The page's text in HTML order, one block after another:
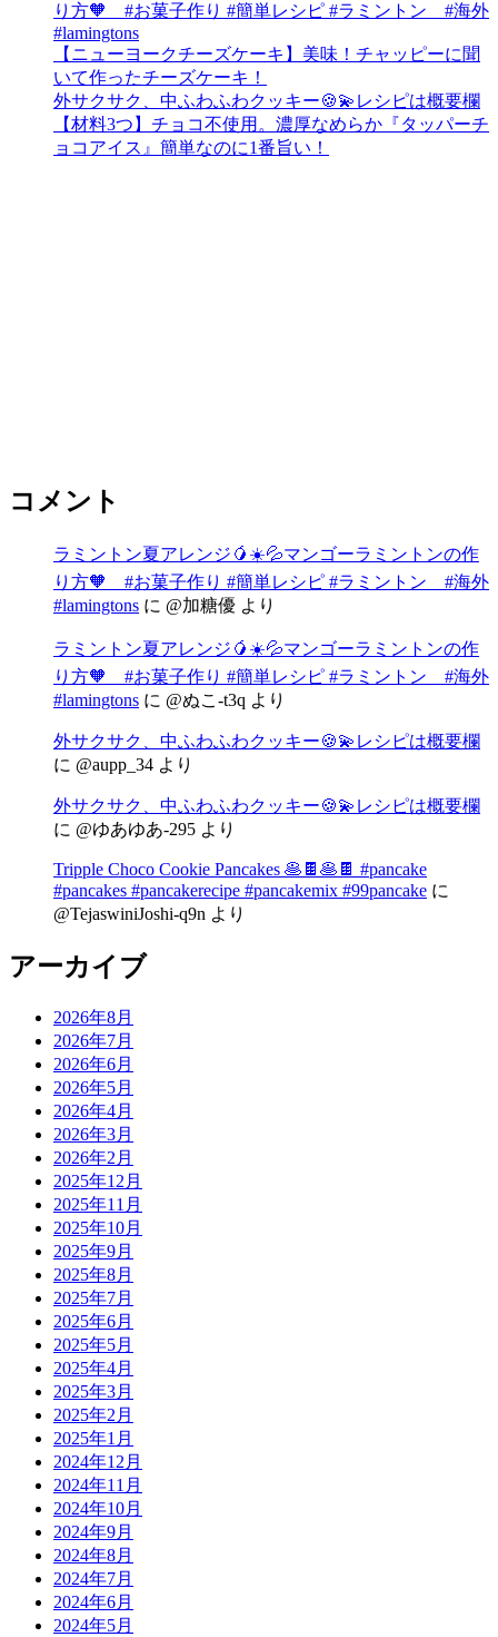
り方🧡 #お菓子作り #簡単レシピ #ラミントン #海外
#lamingtons
【ニューヨークチーズケーキ】美味！チャッピーに聞
いて作ったチーズケーキ！
外サクサク、中ふわふわクッキー🍪💫レシピは概要欄
【材料3つ】チョコ不使用。濃厚なめらか『タッパーチ
ョコアイス』簡単なのに1番旨い！
コメント
ラミントン夏アレンジ🥭☀️💦マンゴーラミントンの作
り方🧡 #お菓子作り #簡単レシピ #ラミントン #海外
#lamingtons に @加糖優 より
ラミントン夏アレンジ🥭☀️💦マンゴーラミントンの作
り方🧡 #お菓子作り #簡単レシピ #ラミントン #海外
#lamingtons に @ぬこ-t3q より
外サクサク、中ふわふわクッキー🍪💫レシピは概要欄
に @aupp_34 より
外サクサク、中ふわふわクッキー🍪💫レシピは概要欄
に @ゆあゆあ-295 より
Tripple Choco Cookie Pancakes 🥞🍫🥞🍫 #pancake
#pancakes #pancakerecipe #pancakemix #99pancake に
@TejaswiniJoshi-q9n より
アーカイブ
2026年8月
2026年7月
2026年6月
2026年5月
2026年4月
2026年3月
2026年2月
2025年12月
2025年11月
2025年10月
2025年9月
2025年8月
2025年7月
2025年6月
2025年5月
2025年4月
2025年3月
2025年2月
2025年1月
2024年12月
2024年11月
2024年10月
2024年9月
2024年8月
2024年7月
2024年6月
2024年5月